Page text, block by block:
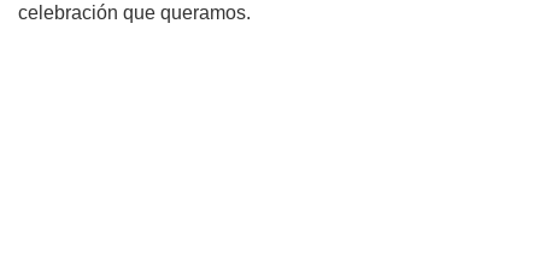
celebración que queramos.